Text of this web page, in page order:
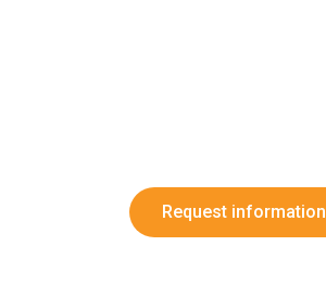
Request information